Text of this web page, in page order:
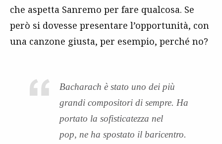
che aspetta Sanremo per fare qualcosa. Se
però si dovesse presentare l’opportunità, con
una canzone giusta, per esempio, perché no?
Bacharach è stato uno dei più
grandi compositori di sempre. Ha
portato la sofisticatezza nel
pop, ne ha spostato il baricentro.